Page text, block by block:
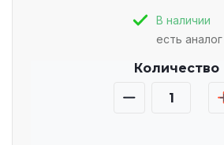
В наличии
есть аналог
Количество